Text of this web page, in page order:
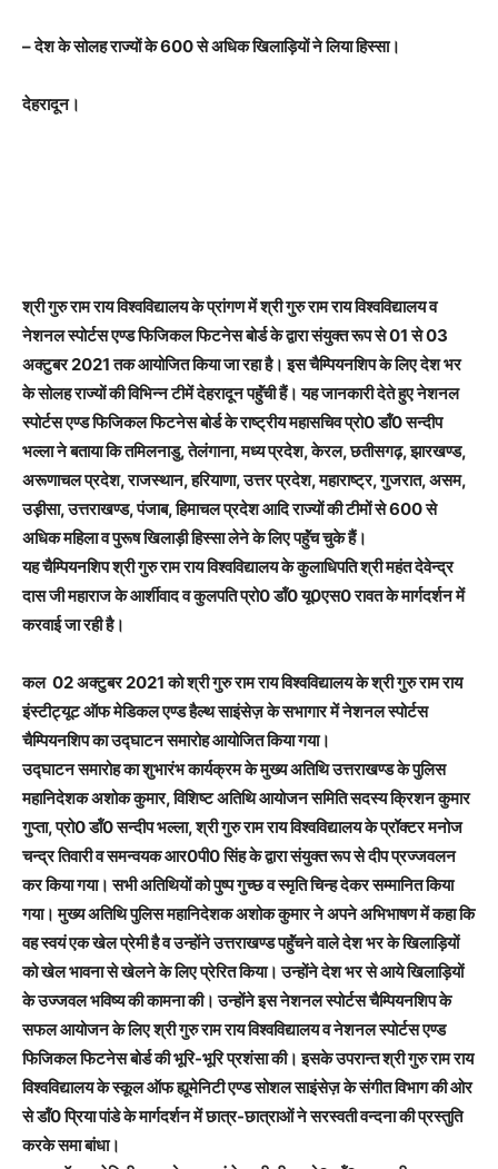
– देश के सोलह राज्यों के 600 से अधिक खिलाड़ियों ने लिया हिस्सा।
देहरादून।
श्री गुरु राम राय विश्वविद्यालय के प्रांगण में श्री गुरु राम राय विश्वविद्यालय व
नेशनल स्पोर्टस एण्ड फिजिकल फिटनेस बोर्ड के द्वारा संयुक्त रूप से 01 से 03
अक्टुबर 2021 तक आयोजित किया जा रहा है। इस चैम्पियनशिप के लिए देश भर
के सोलह राज्यों की विभिन्न टीमें देहरादून पहुॅंची हैं। यह जानकारी देते हुए नेशनल
स्पोर्टस एण्ड फिजिकल फिटनेस बोर्ड के राष्ट्रीय महासचिव प्रो0 डॉं0 सन्दीप
भल्ला ने बताया कि तमिलनाडु, तेलंगाना, मध्य प्रदेश, केरल, छतीसगढ़, झारखण्ड,
अरूणाचल प्रदेश, राजस्थान, हरियाणा, उत्तर प्रदेश, महाराष्ट्र, गुजरात, असम,
उड़़ीसा, उत्तराखण्ड, पंजाब, हिमाचल प्रदेश आदि राज्यों की टीमों से 600 से
अधिक महिला व पुरूष खिलाड़ी हिस्सा लेने के लिए पहुॅंच चुके हैं।
यह चैम्पियनशिप श्री गुरु राम राय विश्वविद्यालय के कुलाधिपति श्री महंत देवेन्द्र
दास जी महाराज के आर्शीवाद व कुलपति प्रो0 डॉं0 यू0एस0 रावत के मार्गदर्शन में
करवाई जा रही है।
कल 02 अक्टुबर 2021 को श्री गुरु राम राय विश्वविद्यालय के श्री गुरु राम राय
इंस्टीट्यूट ऑफ मेडिकल एण्ड हैल्थ साइंसेज़ के सभागार में नेशनल स्पोर्टस
चैम्पियनशिप का उद्घाटन समारोह आयोजित किया गया।
उद्घाटन समारोह का शुभारंभ कार्यक्रम के मुख्य अतिथि उत्तराखण्ड के पुलिस
महानिदेशक अशोक कुमार, विशिष्ट अतिथि आयोजन समिति सदस्य क्रिशन कुमार
गुप्ता, प्रो0 डॉं0 सन्दीप भल्ला, श्री गुरु राम राय विश्वविद्यालय के प्रॉक्टर मनोज
चन्द्र तिवारी व समन्वयक आर0पी0 सिंह के द्वारा संयुक्त रूप से दीप प्रज्जवलन
कर किया गया। सभी अतिथियों को पुष्प गुच्छ व स्मृति चिन्ह देकर सम्मानित किया
गया। मुख्य अतिथि पुलिस महानिदेशक अशोक कुमार ने अपने अभिभाषण में कहा कि
वह स्वयं एक खेल प्रेमी है व उन्होंने उत्तराखण्ड पहुॅंचने वाले देश भर के खिलाड़ियों
को खेल भावना से खेलने के लिए प्रेरित किया। उन्होंने देश भर से आये खिलाड़ियों
के उज्जवल भविष्य की कामना की। उन्होंने इस नेशनल स्पोर्टस चैम्पियनशिप के
सफल आयोजन के लिए श्री गुरु राम राय विश्वविद्यालय व नेशनल स्पोर्टस एण्ड
फिजिकल फिटनेस बोर्ड की भूरि-भूरि प्रशंसा की। इसके उपरान्त श्री गुरु राम राय
विश्वविद्यालय के स्कूल ऑफ ह्यूमेनिटी एण्ड सोशल साइंसेज़ के संगीत विभाग की ओर
से डॉं0 प्रिया पांडे के मार्गदर्शन में छात्र-छात्राओं ने सरस्वती वन्दना की प्रस्तुति
करके समा बांधा।